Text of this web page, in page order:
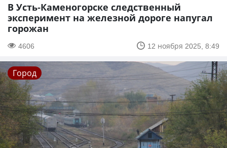
В Усть-Каменогорске следственный
эксперимент на железной дороге напугал
горожан
4606 12 ноября 2025, 8:49
Город